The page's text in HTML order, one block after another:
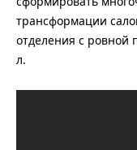
трансформации
отделения с ровной
л.